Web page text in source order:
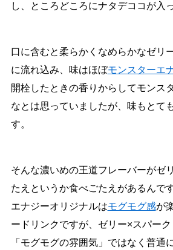
し、ところどころにナタデココが入
口に含むと柔らかくなめらかなゼリ
に流れ込み、味はほぼモンスターエ
開栓したときの香りからしてモンス
なとは思っていましたが、味もとて
す。
そんな濃いめの王道フレーバーがゼ
たえというか食べごたえがあるんで
エナジーオリジナルはモグモグ感が
ードリンクですが、ゼリー×スパー
「モグモグの雰囲気」ではなく普通